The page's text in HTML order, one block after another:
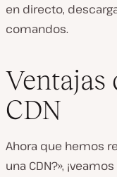
en directo,
comandos.
Ventajas
CDN
Ahora que hemos
una CDN?»,